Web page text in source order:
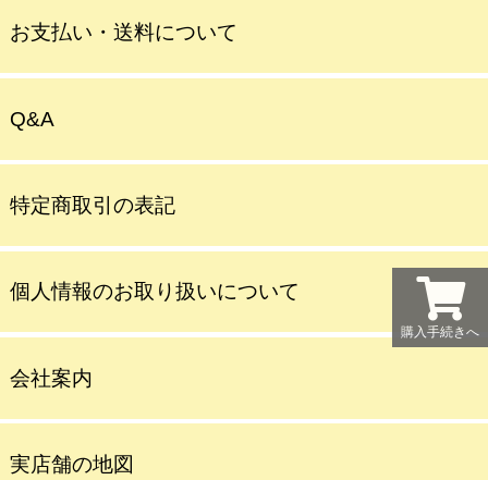
お支払い・送料について
Q&A
特定商取引の表記
個人情報のお取り扱いについて
会社案内
実店舗の地図
購入手続きへ